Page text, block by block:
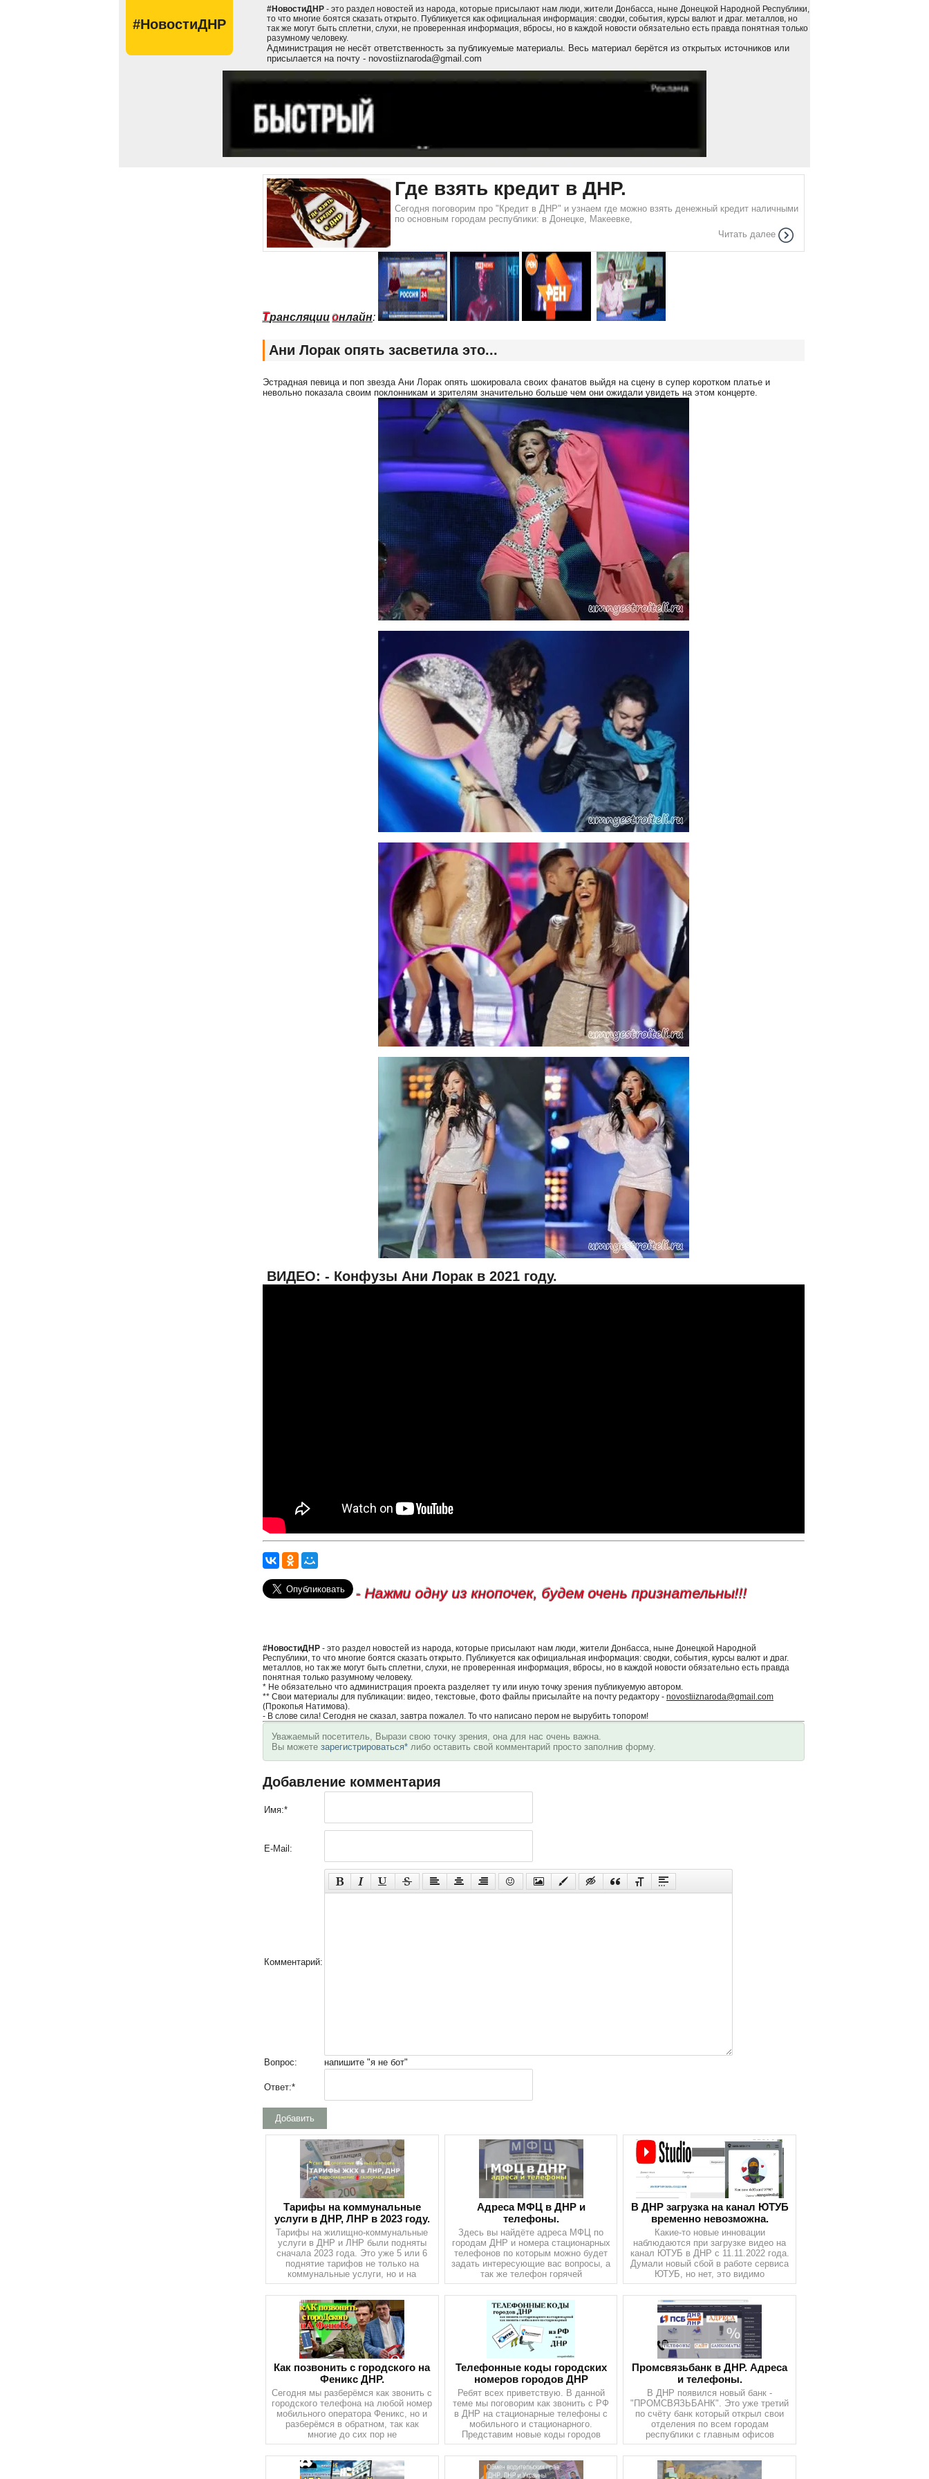
#НовостиДНР
#НовостиДНР - это раздел новостей из народа, которые присылают нам люди, жители Донбасса, ныне Донецкой Народной Республики,
то что многие боятся сказать открыто. Публикуется как официальная информация: сводки, события, курсы валют и драг. металлов, но
так же могут быть сплетни, слухи, не проверенная информация, вбросы, но в каждой новости обязательно есть правда понятная только
разумному человеку.
Администрация не несёт ответственность за публикуемые материалы. Весь материал берётся из открытых источников или
присылается на почту - novostiiznaroda@gmail.com
Где взять кредит в ДНР.
Сегодня поговорим про "Кредит в ДНР" и узнаем где можно взять денежный кредит наличными
по основным городам республики: в Донецке, Макеевке,
Читать далее
Трансляции онлайн:
Ани Лорак опять засветила это...
Эстрадная певица и поп звезда Ани Лорак опять шокировала своих фанатов выйдя на сцену в супер коротком платье и
невольно показала своим поклонникам и зрителям значительно больше чем они ожидали увидеть на этом концерте.
ВИДЕО: - Конфузы Ани Лорак в 2021 году.
- Нажми одну из кнопочек, будем очень признательны!!!
#НовостиДНР - это раздел новостей из народа, которые присылают нам люди, жители Донбасса, ныне Донецкой Народной
Республики, то что многие боятся сказать открыто. Публикуется как официальная информация: сводки, события, курсы валют и драг.
металлов, но так же могут быть сплетни, слухи, не проверенная информация, вбросы, но в каждой новости обязательно есть правда
понятная только разумному человеку.
* Не обязательно что администрация проекта разделяет ту или иную точку зрения публикуемую автором.
** Свои материалы для публикации: видео, текстовые, фото файлы присылайте на почту редактору - novostiiznaroda@gmail.com
(Прокопья Натимова).
- В слове сила! Сегодня не сказал, завтра пожалел. То что написано пером не вырубить топором!
Уважаемый посетитель, Вырази свою точку зрения, она для нас очень важна.
Вы можете зарегистрироваться* либо оставить свой комментарий просто заполнив форму.
Добавление комментария
Имя:*
E-Mail:
Комментарий:
Вопрос: напишите "я не бот"
Ответ:*
Добавить
Тарифы на коммунальные
услуги в ДНР, ЛНР в 2023 году.
Тарифы на жилищно-коммунальные
услуги в ДНР и ЛНР были подняты
сначала 2023 года. Это уже 5 или 6
поднятие тарифов не только на
коммунальные услуги, но и на
Адреса МФЦ в ДНР и
телефоны.
Здесь вы найдёте адреса МФЦ по
городам ДНР и номера стационарных
телефонов по которым можно будет
задать интересующие вас вопросы, а
так же телефон горячей
В ДНР загрузка на канал ЮТУБ
временно невозможна.
Какие-то новые инновации
наблюдаются при загрузке видео на
канал ЮТУБ в ДНР с 11.11.2022 года.
Думали новый сбой в работе сервиса
ЮТУБ, но нет, это видимо
Как позвонить с городского на
Феникс ДНР.
Сегодня мы разберёмся как звонить с
городского телефона на любой номер
мобильного оператора Феникс, но и
разберёмся в обратном, так как
многие до сих пор не
Телефонные коды городских
номеров городов ДНР
Ребят всех приветствую. В данной
теме мы поговорим как звонить с РФ
в ДНР на стационарные телефоны с
мобильного и стационарного.
Представим новые коды городов
Промсвязьбанк в ДНР. Адреса
и телефоны.
В ДНР появился новый банк -
"ПРОМСВЯЗЬБАНК". Это уже третий
по счёту банк который открыл свои
отделения по всем городам
республики с главным офисов